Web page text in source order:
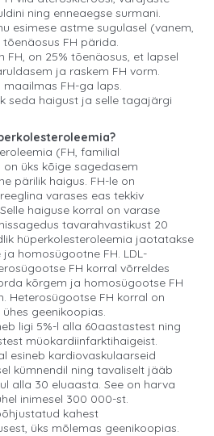
ning enneaegse surmani.
esimese astme sugulasel (vanem,
FH pärida.
FH, on 25% tõenäosus, et lapsel
ja raskem FH vorm.
FH-ga laps.
seda haigust ja selle tagajärgi
(FH, familial
üks kõige sagedasem
pärilik haigus. FH-le on
varases eas tekkiv
haiguse korral on varase
tavarahvastikust 20
hüperkolesteroleemia jaotatakse
homosügootne FH. LDL-
FH korral võrreldes
kõrgem ja homosügootse FH
Heterosügootse FH korral on
geenikoopias.
ligi 5%-l alla 60aastastest ning
müokardiinfarktihaigeist.
esineb kardiovaskulaarseid
kümnendil ning tavaliselt jääb
alla 30 eluaasta. See on harva
inimesel 300 000-st.
kahest
üks mõlemas geenikoopias.